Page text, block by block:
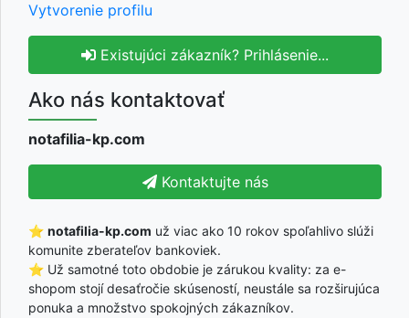
Vytvorenie profilu
Existujúci zákazník? Prihlásenie...
Ako nás kontaktovať
notafilia-kp.com
Kontaktujte nás
⭐ notafilia-kp.com už viac ako 10 rokov spoľahlivo slúži
komunite zberateľov bankoviek.
⭐ Už samotné toto obdobie je zárukou kvality: za e-
shopom stojí desaťročie skúseností, neustále sa rozširujúca
ponuka a množstvo spokojných zákazníkov.